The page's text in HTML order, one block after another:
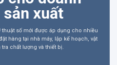
xuất
số mới được áp dụng cho nhiều
hàng tại nhà máy, lập kế hoạch, vật
chất lượng và thiết bị.